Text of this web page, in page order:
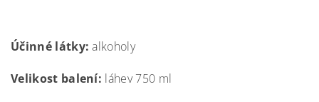
Účinné látky: alkoholy
Velikost balení: láhev 750 ml